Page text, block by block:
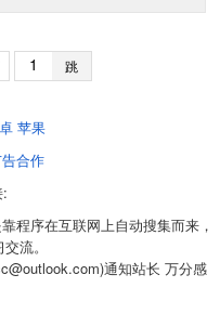
跳
苹果
合作
程序在互联网上自动搜集而来，
流。
通知站长 万分感